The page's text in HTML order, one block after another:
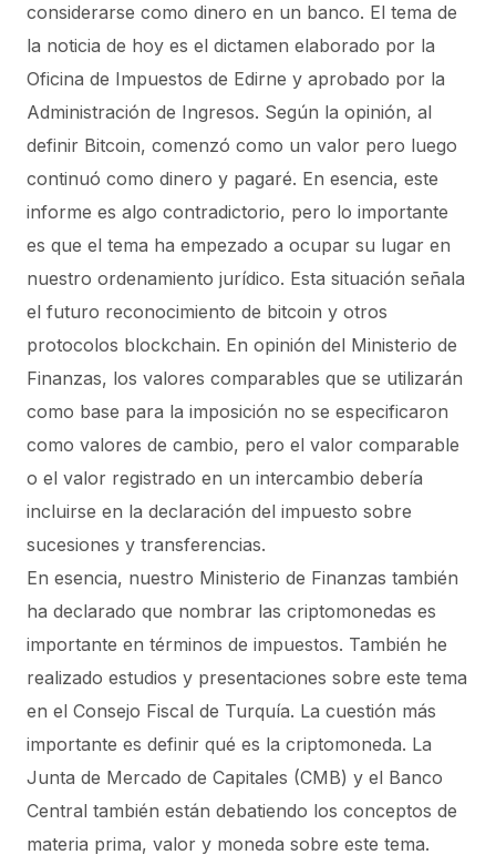
considerarse como dinero en un banco. El tema de
la noticia de hoy es el dictamen elaborado por la
Oficina de Impuestos de Edirne y aprobado por la
Administración de Ingresos. Según la opinión, al
definir Bitcoin, comenzó como un valor pero luego
continuó como dinero y pagaré. En esencia, este
informe es algo contradictorio, pero lo importante
es que el tema ha empezado a ocupar su lugar en
nuestro ordenamiento jurídico. Esta situación señala
el futuro reconocimiento de bitcoin y otros
protocolos blockchain. En opinión del Ministerio de
Finanzas, los valores comparables que se utilizarán
como base para la imposición no se especificaron
como valores de cambio, pero el valor comparable
o el valor registrado en un intercambio debería
incluirse en la declaración del impuesto sobre
sucesiones y transferencias.
En esencia, nuestro Ministerio de Finanzas también
ha declarado que nombrar las criptomonedas es
importante en términos de impuestos. También he
realizado estudios y presentaciones sobre este tema
en el Consejo Fiscal de Turquía. La cuestión más
importante es definir qué es la criptomoneda. La
Junta de Mercado de Capitales (CMB) y el Banco
Central también están debatiendo los conceptos de
materia prima, valor y moneda sobre este tema.